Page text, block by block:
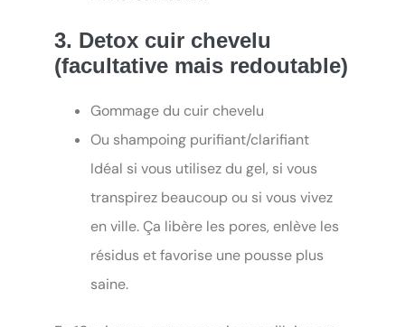
3. Detox cuir chevelu
(facultative mais redoutable)
Gommage du cuir chevelu
Ou shampoing purifiant/clarifiant
Idéal si vous utilisez du gel, si vous
transpirez beaucoup ou si vous vivez
en ville. Ça libère les pores, enlève les
résidus et favorise une pousse plus
saine.